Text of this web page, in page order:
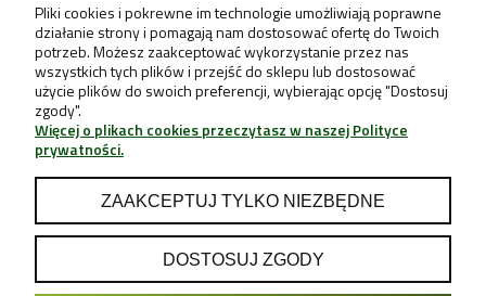
Pliki cookies i pokrewne im technologie umożliwiają poprawne
działanie strony i pomagają nam dostosować ofertę do Twoich
potrzeb. Możesz zaakceptować wykorzystanie przez nas
wszystkich tych plików i przejść do sklepu lub dostosować
użycie plików do swoich preferencji, wybierając opcję "Dostosuj
zgody".
Więcej o plikach cookies przeczytasz w naszej Polityce
prywatności.
ZAAKCEPTUJ TYLKO NIEZBĘDNE
DOSTOSUJ ZGODY